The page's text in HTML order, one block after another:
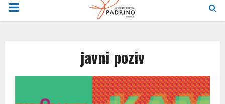
PRIMARY
javni poziv